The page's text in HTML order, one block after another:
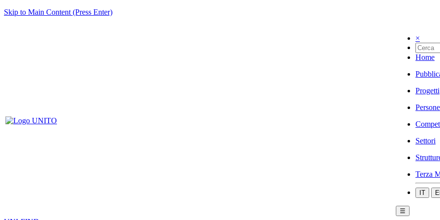
Skip to Main Content (Press Enter)
×
Home
Progetti
Persone
Settori
Terza
IT
☰